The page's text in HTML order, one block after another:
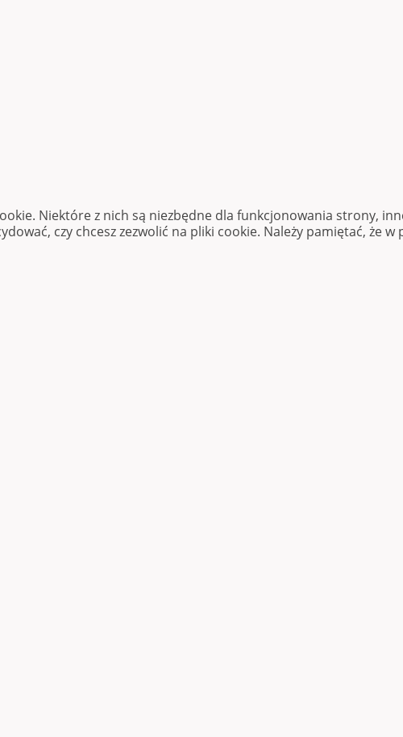
Niektóre z nich są niezbędne dla funkcjonowania strony,
czy chcesz zezwolić na pliki cookie. Należy pamiętać, że